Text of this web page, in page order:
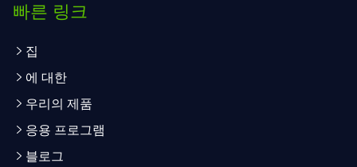
빠른 링크
집
에 대한
우리의 제품
응용 프로그램
블로그